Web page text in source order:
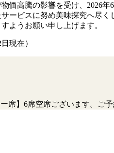
価高騰の影響を受け、2026
ービスに努め美味探究へ尽く
ようお願い申し上げます。
現在）
席】6席空席ございます。ご